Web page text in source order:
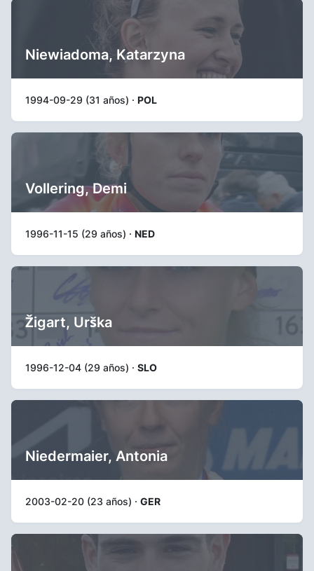
Niewiadoma, Katarzyna
1994-09-29 (31 años) · POL
Vollering, Demi
1996-11-15 (29 años) · NED
Žigart, Urška
1996-12-04 (29 años) · SLO
Niedermaier, Antonia
2003-02-20 (23 años) · GER